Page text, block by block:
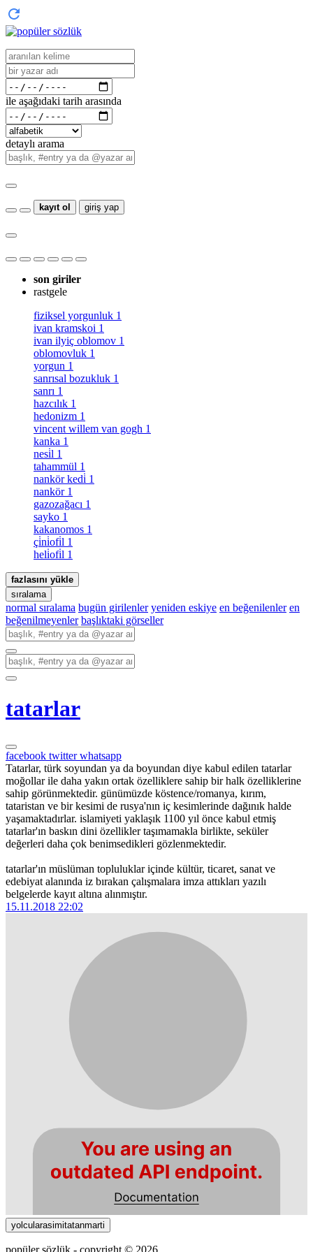
ile aşağıdaki tarih arasında
detaylı arama
kayıt ol giriş yap
son giriler
rastgele
fiziksel yorgunluk 1
ivan kramskoi 1
ivan ilyiç oblomov 1
oblomovluk 1
yorgun 1
sanrısal bozukluk 1
sanrı 1
hazcılık 1
hedonizm 1
vincent willem van gogh 1
kanka 1
nesi̇l 1
tahammül 1
nankör kedi̇ 1
nankör 1
gazozağacı 1
sayko 1
kakanomos 1
çi̇ni̇ofi̇l 1
heli̇ofi̇l 1
fazlasını yükle
sıralama
normal sıralama bugün girilenler yeniden eskiye en beğenilenler en
beğenilmeyenler başlıktaki görseller
tatarlar
facebook twitterwhatsapp
Tatarlar, türk soyundan ya da boyundan diye kabul edilen tatarlar
moğollar ile daha yakın ortak özelliklere sahip bir halk özelliklerine
sahip görünmektedir. günümüzde köstence/romanya, kırım,
tataristan ve bir kesimi de rusya'nın iç kesimlerinde dağınık halde
yaşamaktadırlar. islamiyeti yaklaşık 1100 yıl önce kabul etmiş
tatarlar'ın baskın dini özellikler taşımamakla birlikte, seküler
değerleri daha çok benimsedikleri gözlenmektedir.
tatarlar'ın müslüman topluluklar içinde kültür, ticaret, sanat ve
edebiyat alanında iz bırakan çalışmalara imza attıkları yazılı
belgelerde kayıt altına alınmıştır.
15.11.2018 22:02
yolcularasimitatanmarti
popüler sözlük - copyright © 2026